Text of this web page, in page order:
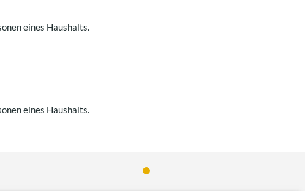
eines Haushalts.
eines Haushalts.